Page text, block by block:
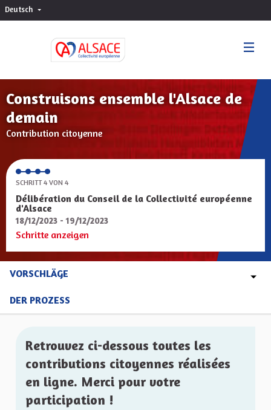
Deutsch Choisir la langue
Construisons ensemble l'Alsace de
demain
Contribution citoyenne
SCHRITT 4 VON 4
Délibération du Conseil de la Collectivité européenne
d'Alsace
18/12/2023 - 19/12/2023
Schritte anzeigen
VORSCHLÄGE
DER PROZESS
Retrouvez ci-dessous toutes les
contributions citoyennes réalisées
en ligne. Merci pour votre
participation !